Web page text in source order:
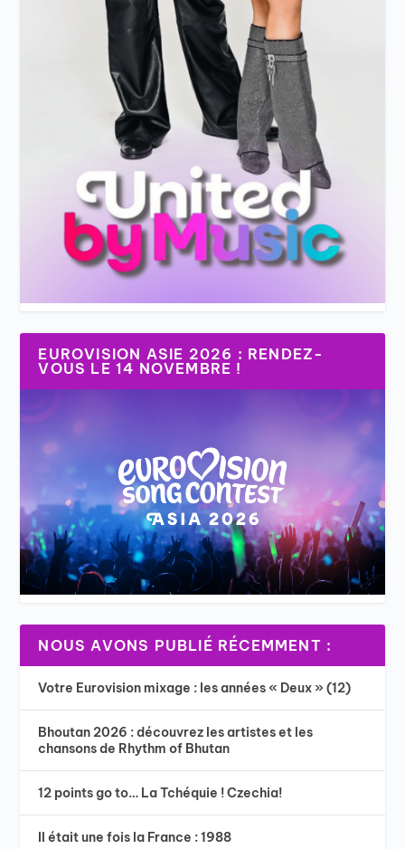
EUROVISION ASIE 2026 : RENDEZ-
VOUS LE 14 NOVEMBRE !
NOUS AVONS PUBLIÉ RÉCEMMENT :
Votre Eurovision mixage : les années « Deux » (12)
Bhoutan 2026 : découvrez les artistes et les
chansons de Rhythm of Bhutan
12 points go to… La Tchéquie ! Czechia!
Il était une fois la France : 1988